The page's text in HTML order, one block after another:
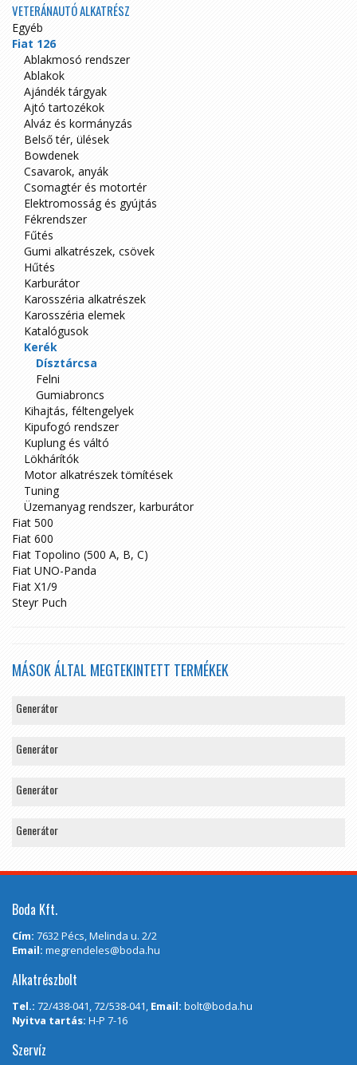
VETERÁNAUTÓ ALKATRÉSZ
Egyéb
Fiat 126
Ablakmosó rendszer
Ablakok
Ajándék tárgyak
Ajtó tartozékok
Alváz és kormányzás
Belső tér, ülések
Bowdenek
Csavarok, anyák
Csomagtér és motortér
Elektromosság és gyújtás
Fékrendszer
Fűtés
Gumi alkatrészek, csövek
Hűtés
Karburátor
Karosszéria alkatrészek
Karosszéria elemek
Katalógusok
Kerék
Dísztárcsa
Felni
Gumiabroncs
Kihajtás, féltengelyek
Kipufogó rendszer
Kuplung és váltó
Lökhárítók
Motor alkatrészek tömítések
Tuning
Üzemanyag rendszer, karburátor
Fiat 500
Fiat 600
Fiat Topolino (500 A, B, C)
Fiat UNO-Panda
Fiat X1/9
Steyr Puch
MÁSOK ÁLTAL MEGTEKINTETT TERMÉKEK
Generátor
Generátor
Generátor
Generátor
Boda Kft.
Cím: 7632 Pécs, Melinda u. 2/2
Email: megrendeles@boda.hu
Alkatrészbolt
Tel.: 72/438-041, 72/538-041, Email: bolt@boda.hu
Nyitva tartás: H-P 7-16
Szervíz